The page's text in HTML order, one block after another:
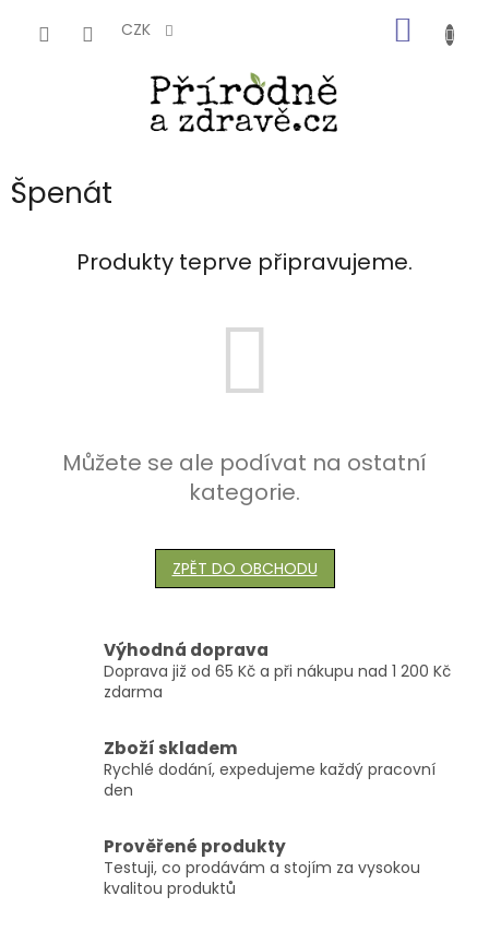
CZK
KOŠÍK
Špenát
Produkty teprve připravujeme.
Můžete se ale podívat na ostatní
kategorie.
ZPĚT DO OBCHODU
Výhodná doprava
Doprava již od 65 Kč a při nákupu nad 1 200 Kč
zdarma
Zboží skladem
Rychlé dodání, expedujeme každý pracovní
den
Prověřené produkty
Testuji, co prodávám a stojím za vysokou
kvalitou produktů